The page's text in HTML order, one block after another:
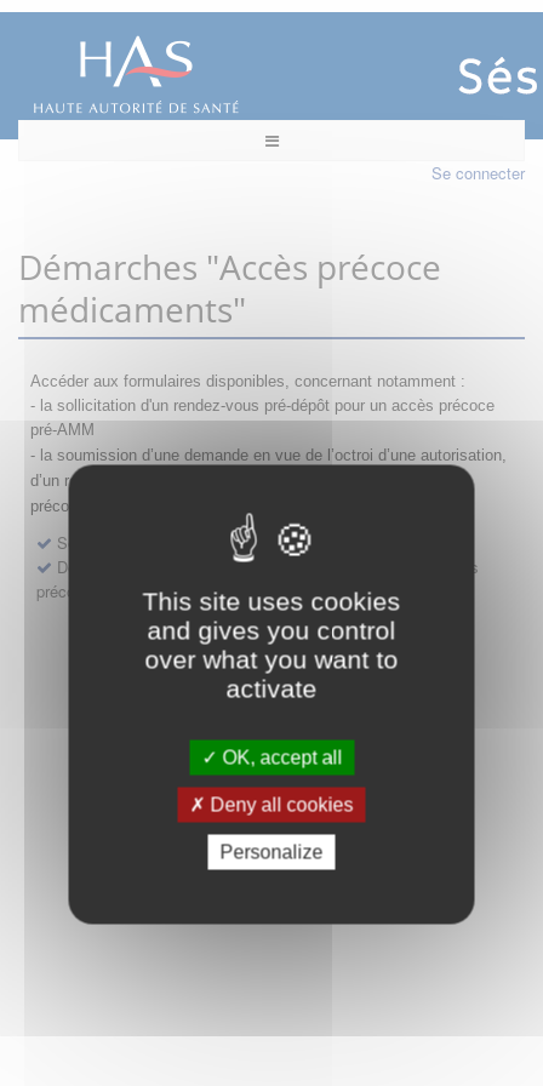
This site uses cookies
and gives you control
over what you want to
activate
OK, accept all
Deny all cookies
Personalize
Se connecter
Démarches "Accès précoce
médicaments"
Accéder aux formulaires disponibles, concernant notamment :
- la sollicitation d'un rendez-vous pré-dépôt pour un accès précoce
pré-AMM
- la soumission d’une demande en vue de l’octroi d’une autorisation,
d’un renouvellement, d’une modification ou d’un retrait d'accès
précoce
Sollicitation RDV pré-dépôt accès précoce pré-AMM
Déposer une demande ou faire évoluer une décision d'accès
précoce